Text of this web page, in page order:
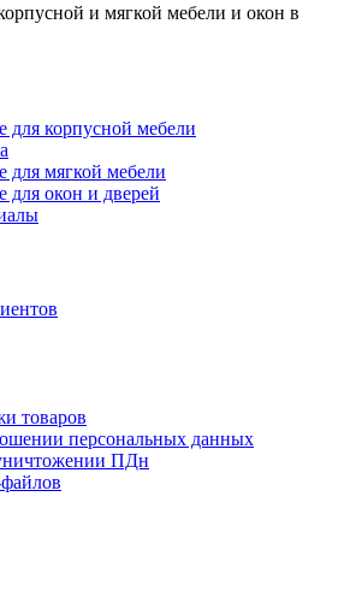
и мягкой мебели и окон в
корпусной мебели
мягкой мебели
окон и дверей
товаров
персональных данных
ПДн